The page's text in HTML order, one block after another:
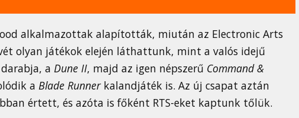
alkalmazottak alapították, miután az Electronic Arts
olyan játékok elején láthattunk, mint a valós idejű
a Dune II, majd az igen népszerű Command &
a Blade Runnerkalandjáték is. Az új csapat aztán
értett, és azóta is főként RTS-eket kaptunk tőlük.